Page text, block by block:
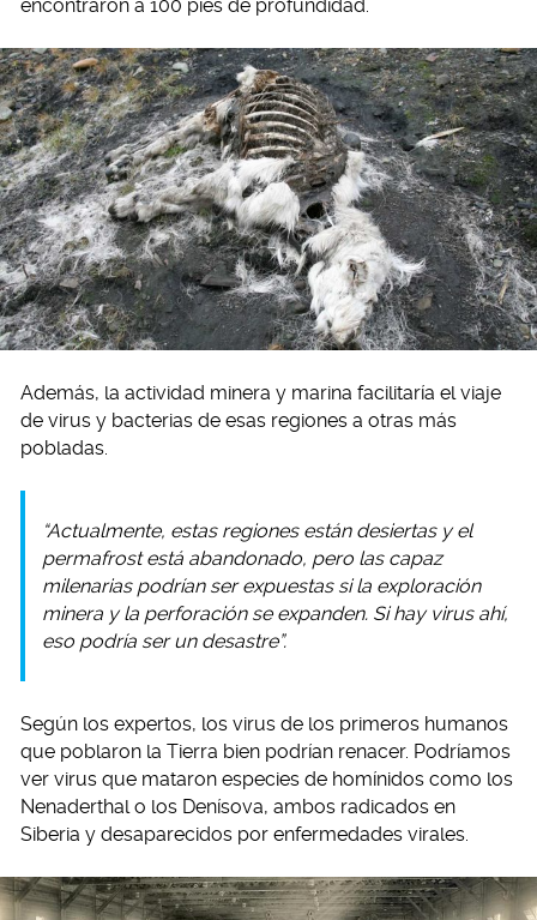
encontraron a 100 pies de profundidad.
Además, la actividad minera y marina facilitaría el viaje
de virus y bacterias de esas regiones a otras más
pobladas.
“Actualmente, estas regiones están desiertas y el
permafrost está abandonado, pero las capaz
milenarias podrían ser expuestas si la exploración
minera y la perforación se expanden. Si hay virus ahí,
eso podría ser un desastre”.
Según los expertos, los virus de los primeros humanos
que poblaron la Tierra bien podrían renacer. Podríamos
ver virus que mataron especies de homínidos como los
Nenaderthal o los Denísova, ambos radicados en
Siberia y desaparecidos por enfermedades virales.